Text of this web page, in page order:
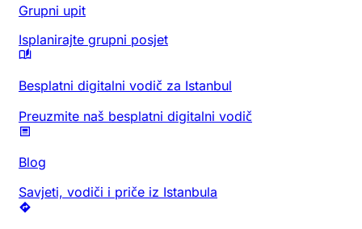
Grupni upit
Isplanirajte grupni posjet
Besplatni digitalni vodič za Istanbul
Preuzmite naš besplatni digitalni vodič
Blog
Savjeti, vodiči i priče iz Istanbula